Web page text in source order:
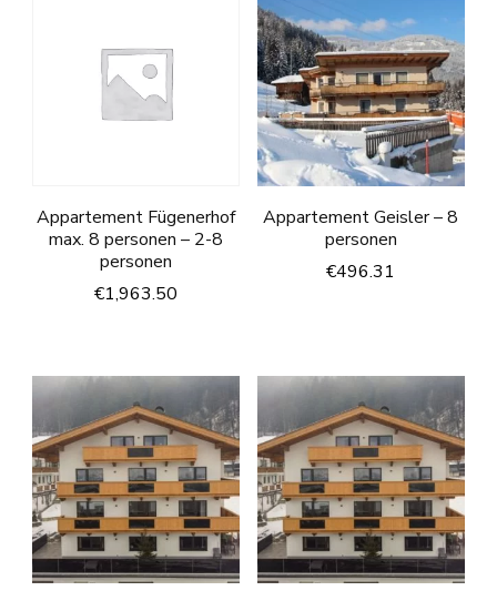
Appartement Fügenerhof
max. 8 personen – 2-8
personen
€1,963.50
Appartement Geisler – 8
personen
€496.31